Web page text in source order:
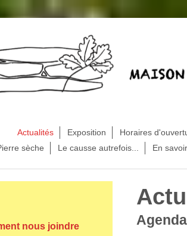
Actualités Exposition
Horaires
sèche
Le causse autrefois... En
nous joindre